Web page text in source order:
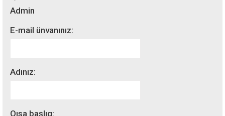
Admin
E-mail ünvanınız:
Adınız:
Qısa başlıq: